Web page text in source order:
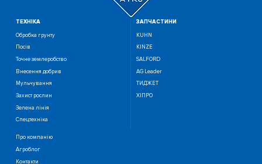
ТЕХНIКА
Обробка грунту
Посiв
Точне землеробство
Внесення добрив
Мульчування
Захист рослин
Зелена лінія
Спецтехніка
ЗАПЧАСТИНИ
KUHN
KINZE
SALFORD
AG Leader
ТИДЖЕТ
ХІПРО
Про компанію
Агроблог
Контакти